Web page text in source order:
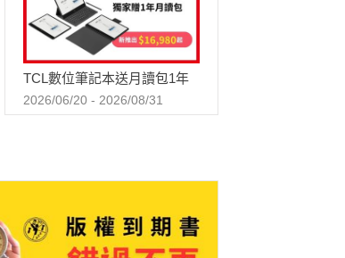
TCL數位筆記本送月讀包1年
2026/06/20 - 2026/08/31